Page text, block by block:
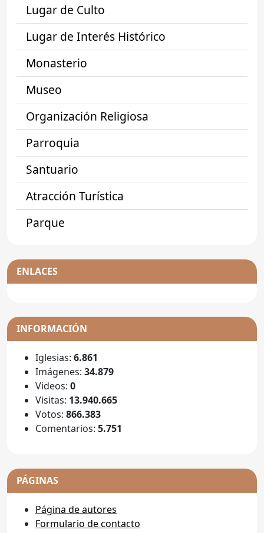
Lugar de Culto
Lugar de Interés Histórico
Monasterio
Museo
Organización Religiosa
Parroquia
Santuario
Atracción Turística
Parque
ENLACES
INFORMACIÓN
Iglesias: 6.861
Imágenes: 34.879
Videos: 0
Visitas: 13.940.665
Votos: 866.383
Comentarios: 5.751
PÁGINAS
Página de autores
Formulario de contacto